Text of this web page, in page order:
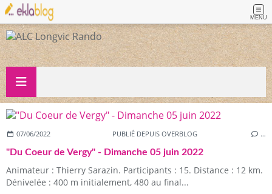
MENU
07/06/2022 PUBLIÉ DEPUIS OVERBLOG …
"Du Coeur de Vergy" - Dimanche 05 juin 2022
Animateur : Thierry Sarazin. Participants : 15. Distance : 12 km.
Dénivelée : 400 m initialement, 480 au final...